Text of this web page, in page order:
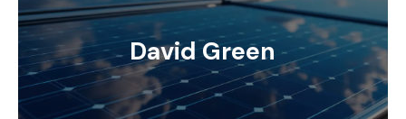
David Green